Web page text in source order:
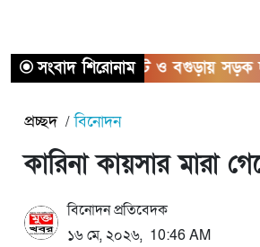
সংবাদ শিরোনাম
সিলেট ও বগুড়ায় সড়ক
প্রচ্ছদ বিনোদন
কারিনা কায়সার মারা
বিনোদন প্রতিবেদক
১৬ মে, ২০২৬, 10:46 AM